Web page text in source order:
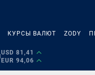
КУРСЫ ВАЛЮТ ZODY
USD 81,41
EUR 94,06